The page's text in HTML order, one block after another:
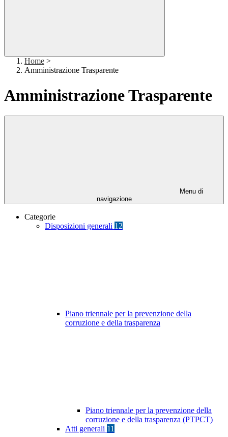
Home >
Amministrazione Trasparente
Amministrazione Trasparente
Menu di
navigazione
Categorie
Disposizioni generali 12
Piano triennale per la prevenzione della
corruzione e della trasparenza
Piano triennale per la prevenzione della
corruzione e della trasparenza (PTPCT)
Atti generali 11